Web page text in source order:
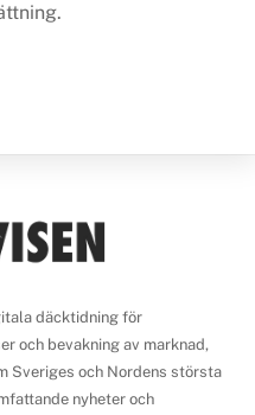
däcktidning för
och bevakning av marknad,
Sveriges och Nordens största
nyheter och